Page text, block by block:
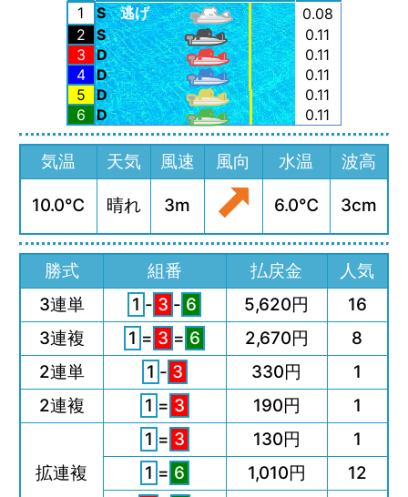
1
S 逃げ
0.08
2
S
0.11
3
D
0.11
4 D
0.11
5
D
0.11
6
D 0.11
気温 天気 風速 風向 水温 波高
10.0℃ 晴れ 3m 6.0℃ 3cm
勝式 組番 払戻金
人気
3連単
1 - 3 - 6 5,620円
16
3連複
1 = 3 = 6 2,670円
8
2連単
1 - 3 330円
1
2連複
1 = 3 190円 1
拡連複
1 = 3 130円
1
1 = 6 1,010円
12